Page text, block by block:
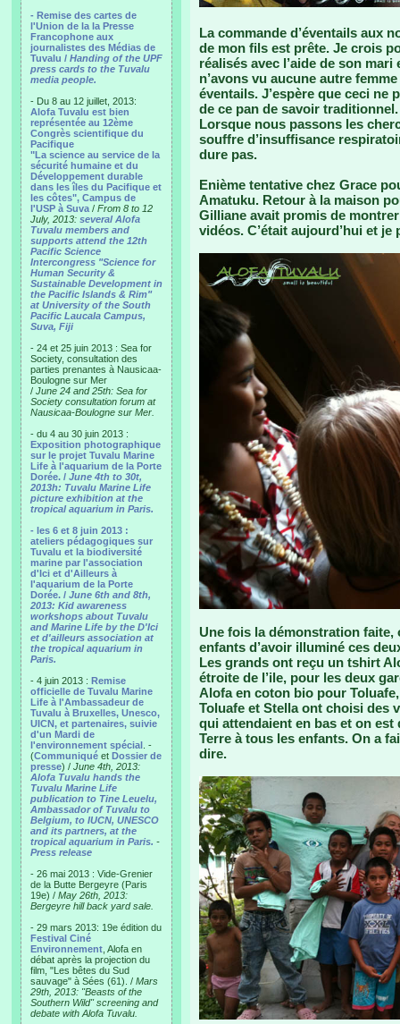
- Remise des cartes de
l'Union de la la Presse
Francophone aux
journalistes des Médias de
Tuvalu / Handing of the UPF
press cards to the Tuvalu
media people.
- Du 8 au 12 juillet, 2013:
Alofa Tuvalu est bien
représentée au 12ème
Congrès scientifique du
Pacifique
"La science au service de la
sécurité humaine et du
Développement durable
dans les îles du Pacifique et
les côtes", Campus de
l'USP à Suva / From 8 to 12
July, 2013: several Alofa
Tuvalu members and
supports attend the 12th
Pacific Science
Intercongress "Science for
Human Security &
Sustainable Development in
the Pacific Islands & Rim"
at University of the South
Pacific Laucala Campus,
Suva, Fiji
- 24 et 25 juin 2013 : Sea for
Society, consultation des
parties prenantes à Nausicaa-
Boulogne sur Mer
/ June 24 and 25th: Sea for
Society consultation forum at
Nausicaa-Boulogne sur Mer.
- du 4 au 30 juin 2013 :
Exposition photographique
sur le projet Tuvalu Marine
Life à l'aquarium de la Porte
Dorée. / June 4th to 30t,
2013h: Tuvalu Marine Life
picture exhibition at the
tropical aquarium in Paris.
- les 6 et 8 juin 2013 :
ateliers pédagogiques sur
Tuvalu et la biodiversité
marine par l'association
d'Ici et d'Ailleurs à
l'aquarium de la Porte
Dorée. / June 6th and 8th,
2013: Kid awareness
workshops about Tuvalu
and Marine Life by the D'Ici
et d'ailleurs association at
the tropical aquarium in
Paris.
- 4 juin 2013 : Remise
officielle de Tuvalu Marine
Life à l'Ambassadeur de
Tuvalu à Bruxelles, Unesco,
UICN, et partenaires, suivie
d'un Mardi de
l'environnement spécial . -
(Communiqué et Dossier de
presse) / June 4th, 2013:
Alofa Tuvalu hands the
Tuvalu Marine Life
publication to Tine Leuelu,
Ambassador of Tuvalu to
Belgium, to IUCN, UNESCO
and its partners, at the
tropical aquarium in Paris. -
Press release
- 26 mai 2013 : Vide-Grenier
de la Butte Bergeyre (Paris
19e) / May 26th, 2013:
Bergeyre hill back yard sale.
- 29 mars 2013: 19e édition du
Festival Ciné
Environnement , Alofa en
débat après la projection du
film, "Les bêtes du Sud
sauvage" à Sées (61). / Mars
29th, 2013: "Beasts of the
Southern Wild" screening and
debate with Alofa Tuvalu.
La commande d’éventails aux
de mon fils est prête. Je crois
réalisés avec l’aide de son
n’avons vu aucune autre
éventails. J’espère que ceci ne
de ce pan de savoir traditionnel.
Lorsque nous passons les
souffre d’insuffisance
dure pas.
Enième tentative chez Grace
Amatuku. Retour à la maison
Gilliane avait promis de
vidéos. C’était aujourd’hui et je
Une fois la démonstration
enfants d’avoir illuminé ces
Les grands ont reçu un tshirt
étroite de l’ile, pour les deux
Alofa en coton bio pour
Toluafe et Stella ont choisi des
qui attendaient en bas et on
Terre à tous les enfants. On a
dire.